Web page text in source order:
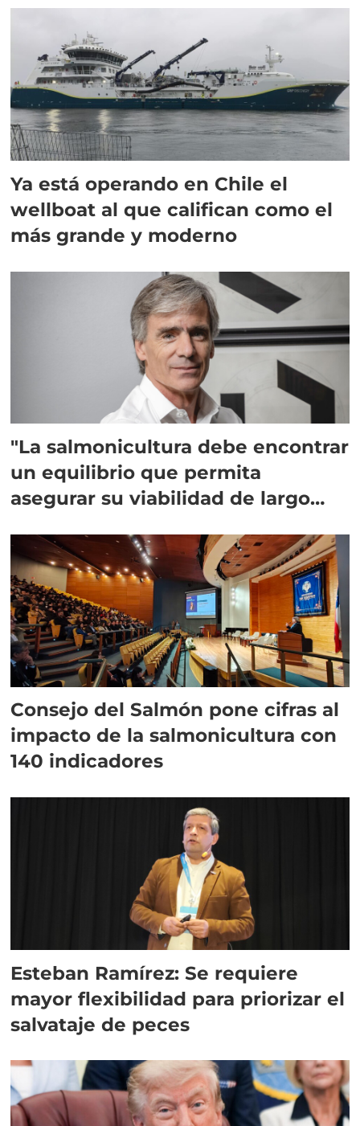
Ya está operando en Chile el
wellboat al que califican como el
más grande y moderno
"La salmonicultura debe encontrar
un equilibrio que permita
asegurar su viabilidad de largo
Consejo del Salmón pone cifras al
impacto de la salmonicultura con
140 indicadores
Esteban Ramírez: Se requiere
mayor flexibilidad para priorizar el
salvataje de peces